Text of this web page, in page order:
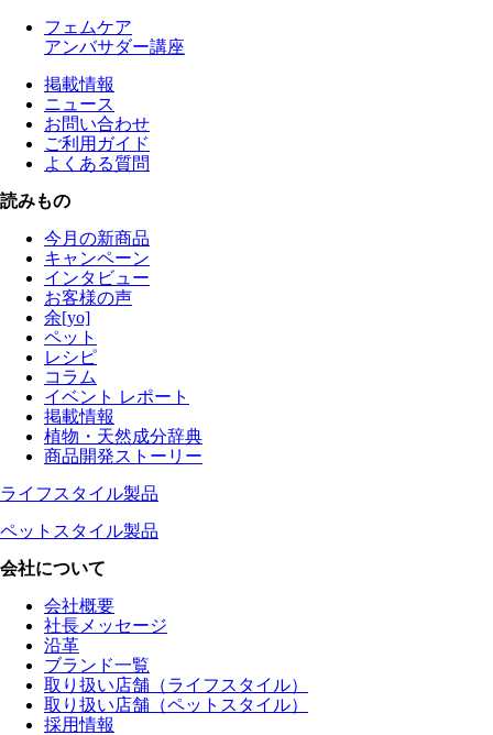
フェムケア
アンバサダー講座
掲載情報
ニュース
お問い合わせ
ご利用ガイド
よくある質問
読みもの
今月の新商品
キャンペーン
インタビュー
お客様の声
余[yo]
ペット
レシピ
コラム
イベント レポート
掲載情報
植物・天然成分辞典
商品開発ストーリー
ライフスタイル製品
ペットスタイル製品
会社について
会社概要
社長メッセージ
沿革
ブランド一覧
取り扱い店舗（ライフスタイル）
取り扱い店舗（ペットスタイル）
採用情報